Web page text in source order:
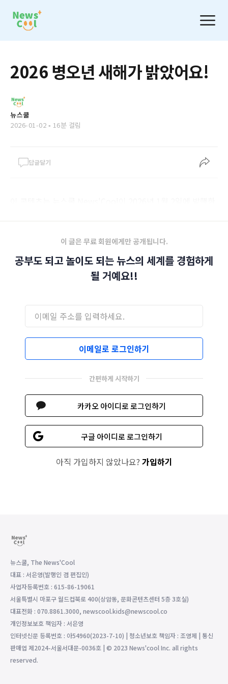
2026 병오년 새해가 밝았어요!
뉴스쿨
2026-01-02 - 16분 걸림
답글달기
이 글은 무료 회원에게만 공개됩니다.
공부도 되고 놀이도 되는 뉴스의 세계를 경험하게
될 거예요!!
이메일로 로그인하기
간편하게 시작하기
카카오 아이디로 로그인하기
구글 아이디로 로그인하기
아직 가입하지 않았나요? 가입하기
뉴스쿨, The News'Cool
대표 : 서은영(발행인 겸 편집인)
사업자등록번호 : 615-86-19061
서울특별시 마포구 월드컵북로 400(상암동, 문화콘텐츠센터 5층 3호실)
대표전화 : 070.8861.3000, newscool.kids@newscool.co
개인정보보호 책임자 : 서은영
인터넷신문 등록번호 : 아54960(2023-7-10) | 청소년보호 책임자 : 조영제 | 통신
판매업 제2024-서울서대문-0036호 | © 2023 News'cool Inc. all rights
reserved.